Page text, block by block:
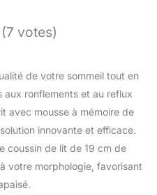
votes)
de votre sommeil tout en
aux ronflements et au reflux
avec mousse à mémoire de
innovante et efficace.
coussin de lit de 19 cm de
votre morphologie, favorisant